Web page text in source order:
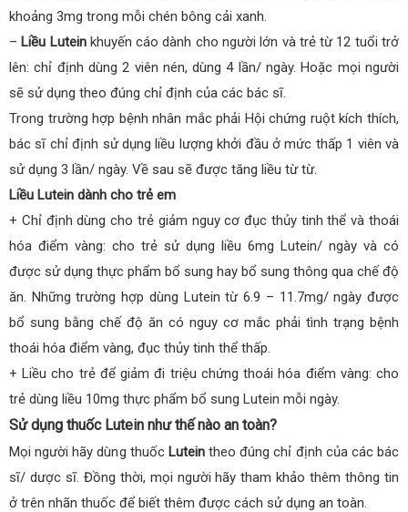
khoảng 3mg trong mỗi chén bông cải xanh.
– Liều Luteinkhuyến cáo dành cho người lớn và trẻ từ 12 tuổi trở
lên: chỉ định dùng 2 viên nén, dùng 4 lần/ ngày. Hoặc mọi người
sẽ sử dụng theo đúng chỉ định của các bác sĩ.
Trong trường hợp bệnh nhân mắc phải Hội chứng ruột kích thích,
bác sĩ chỉ định sử dụng liều lượng khởi đầu ở mức thấp 1 viên và
sử dụng 3 lần/ ngày. Về sau sẽ được tăng liều từ từ.
Liều Lutein dành cho trẻ em
+ Chỉ định dùng cho trẻ giảm nguy cơ đục thủy tinh thể và thoái
hóa điểm vàng: cho trẻ sử dụng liều 6mg Lutein/ ngày và có
được sử dụng thực phẩm bổ sung hay bổ sung thông qua chế độ
ăn. Những trường hợp dùng Lutein từ 6.9 – 11.7mg/ ngày được
bổ sung bằng chế độ ăn có nguy cơ mắc phải tình trạng bệnh
thoái hóa điểm vàng, đục thủy tinh thể thấp.
+ Liều cho trẻ để giảm đi triệu chứng thoái hóa điểm vàng: cho
trẻ dùng liều 10mg thực phẩm bổ sung Lutein mỗi ngày.
Sử dụng thuốc Lutein như thế nào an toàn?
Mọi người hãy dùng thuốcLuteintheo đúng chỉ định của các bác
sĩ/ dược sĩ. Đồng thời, mọi người hãy tham khảo thêm thông tin
ở trên nhãn thuốc để biết thêm được cách sử dụng an toàn.